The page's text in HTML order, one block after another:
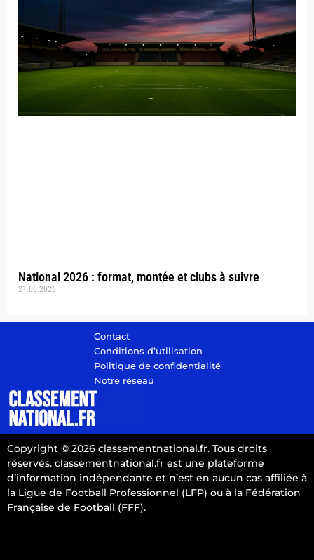
National 2026 : format, montée et clubs à suivre
21.06.2026
Contact
Conditions d’utilisation
Politique de confidentialité
Notre réseau
Copyright © 2026 classementnational.fr. Tous droits
réservés. classementnational.fr est une plateforme
d’information indépendante et n’est en aucun cas affiliée à
la Ligue de Football Professionnel (LFP) ou à la Fédération
Française de Football (FFF).